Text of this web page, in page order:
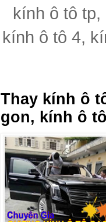
kính ô tô
kính ô tô 4,
Thay kính ô
gon, kính ô